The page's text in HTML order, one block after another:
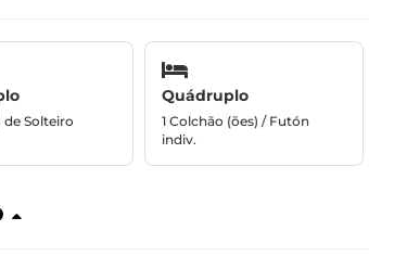
de Solteiro
Quádruplo
1 Colchão (ões) / Futón
indiv.